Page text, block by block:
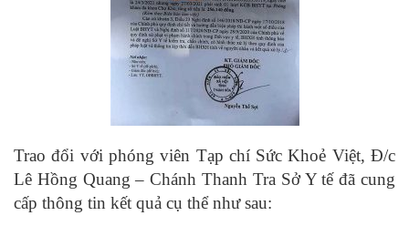
Trao đổi với phóng viên Tạp chí Sức Khoẻ Việt, Đ/c
Lê Hồng Quang – Chánh Thanh Tra Sở Y tế đã cung
cấp thông tin kết quả cụ thể như sau: